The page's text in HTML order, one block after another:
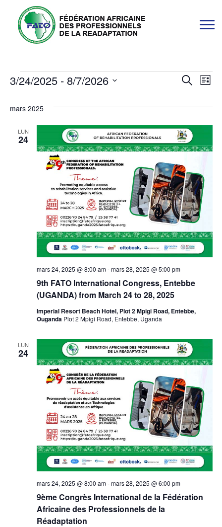
Évènements
et
de
vues
Recherche
de
Liste
3/24/2025 - 8/7/2026
une
mars 2025
LUN
24
9th FATO International Congress, Entebbe
(UGANDA) from March 24 to 28, 2025
mars 24, 2025 @ 8:00 am-mars 28, 2025 @ 5:00 pm
Imperial Resort Beach Hotel, Plot 2 Mpigi Road, Entebbe,
Ouganda Plot 2 Mpigi Road, Entebbe, Uganda
LUN
24
9ème Congrès International de la Fédération
Africaine des Professionnels de la
Réadaptation
mars 24, 2025 @ 8:00 am-mars 28, 2025 @ 6:00 pm